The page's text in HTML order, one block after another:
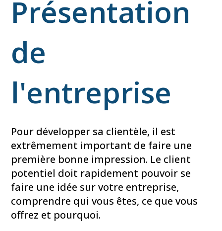
Présentation
de
l'entreprise
Pour développer sa clientèle, il est
extrêmement important de faire une
première bonne impression. Le client
potentiel doit rapidement pouvoir se
faire une idée sur votre entreprise,
comprendre qui vous êtes, ce que vous
offrez et pourquoi.